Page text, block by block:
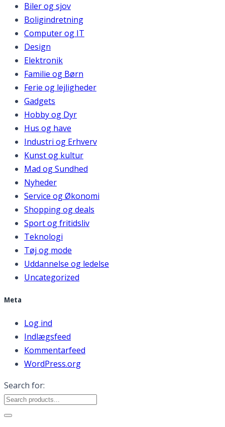
Biler og sjov
Boligindretning
Computer og IT
Design
Elektronik
Familie og Børn
Ferie og lejligheder
Gadgets
Hobby og Dyr
Hus og have
Industri og Erhverv
Kunst og kultur
Mad og Sundhed
Nyheder
Service og Økonomi
Shopping og deals
Sport og fritidsliv
Teknologi
Tøj og mode
Uddannelse og ledelse
Uncategorized
Meta
Log ind
Indlægsfeed
Kommentarfeed
WordPress.org
Search for: